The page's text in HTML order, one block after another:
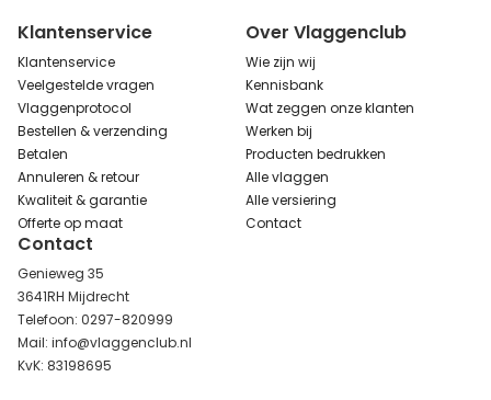
Klantenservice
Klantenservice
Veelgestelde vragen
Vlaggenprotocol
Bestellen & verzending
Betalen
Annuleren & retour
Kwaliteit & garantie
Offerte op maat
Over Vlaggenclub
Wie zijn wij
Kennisbank
Wat zeggen onze klanten
Werken bij
Producten bedrukken
Alle vlaggen
Alle versiering
Contact
Contact
Genieweg 35
3641RH Mijdrecht
Telefoon: 0297-820999
Mail: info@vlaggenclub.nl
KvK: 83198695